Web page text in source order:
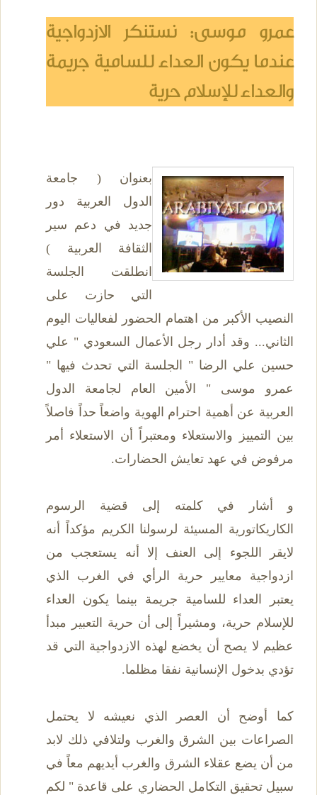
عمرو موسى: نستنكر الازدواجية
عندما يكون العداء للسامية جريمة
والعداء للإسلام حرية
بعنوان ( جامعة
الدول العربية دور
جديد في دعم سير
الثقافة العربية )
انطلقت الجلسة
التي حازت على
النصيب الأكبر من اهتمام الحضور لفعاليات اليوم
الثاني... وقد أدار رجل الأعمال السعودي " علي
حسين علي الرضا " الجلسة التي تحدث فيها "
عمرو موسى " الأمين العام لجامعة الدول
العربية عن أهمية احترام الهوية واضعاً حداً فاصلاً
بين التمييز والاستعلاء ومعتبراً أن الاستعلاء أمر
مرفوض في عهد تعايش الحضارات.
و أشار في كلمته إلى قضية الرسوم
الكاريكاتورية المسيئة لرسولنا الكريم مؤكداً أنه
لايقر اللجوء إلى العنف إلا أنه يستعجب من
ازدواجية معايير حرية الرأي في الغرب الذي
يعتبر العداء للسامية جريمة بينما يكون العداء
للإسلام حرية، ومشيراً إلى أن حرية التعبير مبدأ
عظيم لا يصح أن يخضع لهذه الازدواجية التي قد
تؤدي بدخول الإنسانية نفقا مظلما.
كما أوضح أن العصر الذي نعيشه لا يحتمل
الصراعات بين الشرق والغرب ولتلافي ذلك لابد
من أن يضع عقلاء الشرق والغرب أيديهم معاً في
سبيل تحقيق التكامل الحضاري على قاعدة " لكم